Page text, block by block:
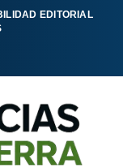
EDITORIAL